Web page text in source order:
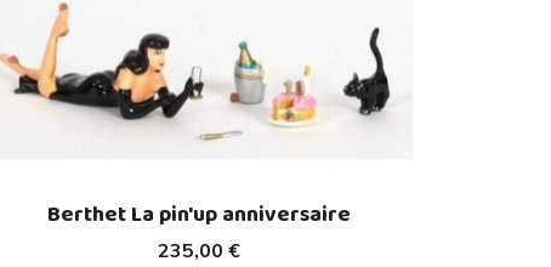
235,00 €
Berthet La pin'up anniversaire